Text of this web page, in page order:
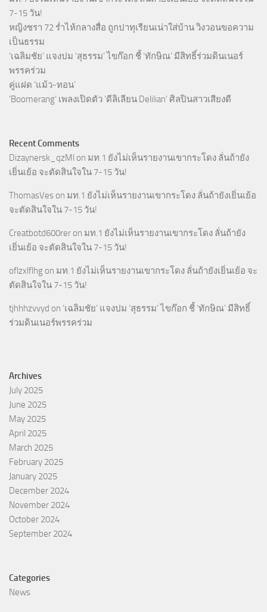
7-15 วัน!
หญิงชรา 72 ร่ำไห้กลางสื่อ ถูกปาทุเรียนเน่าใส่บ้าน วิงวอนขอความ
เป็นธรรม
‘เฉลิมชัย’ แจงปม ‘สุธรรม’ ไขก๊อก ชี้ ‘ทักษิณ’ มีสิทธิ์ร่วมดินเนอร์
พรรคร่วม
คู่แฝด ‘แม้ว-ทอน’
‘Boomerang’ เพลงเปิดตัว ‘ดีลิเลียน Delilian’ ศิลปินสาวเสียงดี
Recent Comments
Dizaynersk_qzMl on มท.1 ยังไม่เห็นรายงานเขากระโดง ลั่นถ้ายัง
เยิ่นเย้อ จะตัดสินใจใน 7-15 วัน!
ThomasVes on มท.1 ยังไม่เห็นรายงานเขากระโดง ลั่นถ้ายังเยิ่นเย้อ
จะตัดสินใจใน 7-15 วัน!
Creatbotd600rer on มท.1 ยังไม่เห็นรายงานเขากระโดง ลั่นถ้ายัง
เยิ่นเย้อ จะตัดสินใจใน 7-15 วัน!
oflzxlflhg on มท.1 ยังไม่เห็นรายงานเขากระโดง ลั่นถ้ายังเยิ่นเย้อ จะ
ตัดสินใจใน 7-15 วัน!
tjhhhzvvyd on ‘เฉลิมชัย’ แจงปม ‘สุธรรม’ ไขก๊อก ชี้ ‘ทักษิณ’ มีสิทธิ์
ร่วมดินเนอร์พรรคร่วม
Archives
July 2025
June 2025
May 2025
April 2025
March 2025
February 2025
January 2025
December 2024
November 2024
October 2024
September 2024
Categories
News